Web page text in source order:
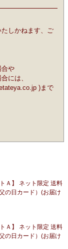
しかねます、ご
合や
には、
)まで
Ａ】 ネット限定 送料
の日カード）(お届け
Ａ】 ネット限定 送料
の日カード）(お届け